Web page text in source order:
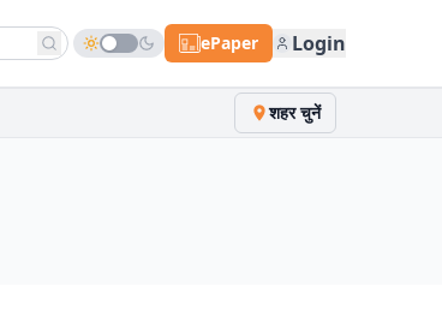
ePaper Login
शहर चुनें